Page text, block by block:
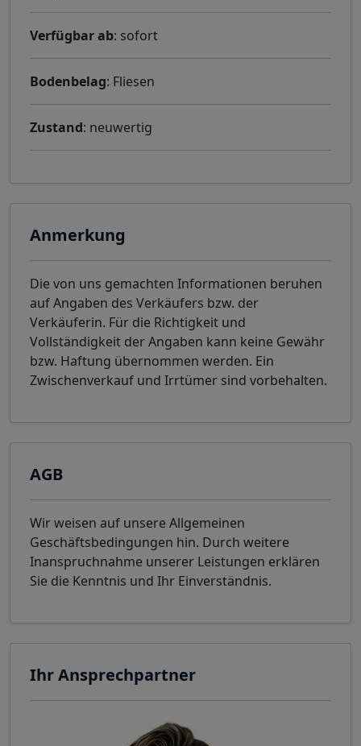
Verfügbar ab: sofort
Bodenbelag: Fliesen
Zustand: neuwertig
Anmerkung
Die von uns gemachten Informationen beruhen
auf Angaben des Verkäufers bzw. der
Verkäuferin. Für die Richtigkeit und
Vollständigkeit der Angaben kann keine Gewähr
bzw. Haftung übernommen werden. Ein
Zwischenverkauf und Irrtümer sind vorbehalten.
AGB
Wir weisen auf unsere Allgemeinen
Geschäftsbedingungen hin. Durch weitere
Inanspruchnahme unserer Leistungen erklären
Sie die Kenntnis und Ihr Einverständnis.
Ihr Ansprechpartner